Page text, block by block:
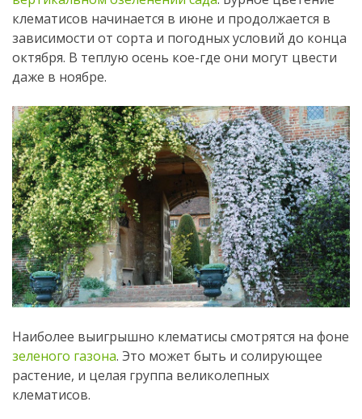
клематисов начинается в июне и продолжается в
зависимости от сорта и погодных условий до конца
октября. В теплую осень кое-где они могут цвести
даже в ноябре.
Наиболее выигрышно клематисы смотрятся на фоне
зеленого газона. Это может быть и солирующее
растение, и целая группа великолепных
клематисов.